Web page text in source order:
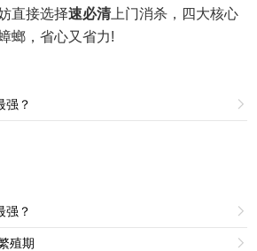
直接选择速必清上门消杀，四大核心
螂，省心又省力!
强？ 
强？ 
殖期 